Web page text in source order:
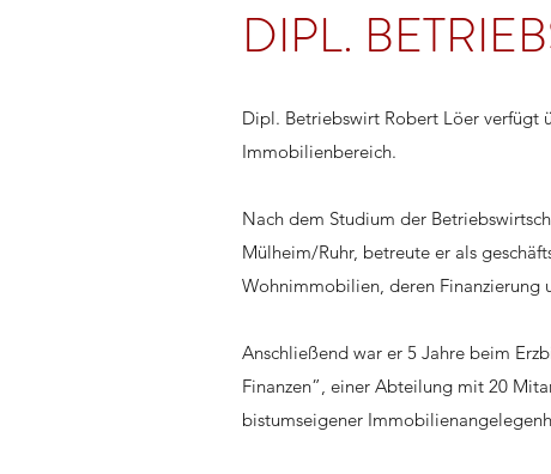
DIPL.
Dipl. Betriebswirt Robert Löer verfügt
Immobilienbereich.
Nach dem Studium der
Mülheim/Ruhr, betreute er als
Wohnimmobilien, deren Finanzierung
Anschließend war er 5 Jahre beim
Finanzen”, einer Abteilung mit 20
bistumseigener